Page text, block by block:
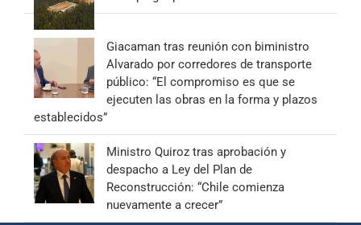
Giacaman tras reunión con biministro
Alvarado por corredores de transporte
público: “El compromiso es que se
ejecuten las obras en la forma y plazos
establecidos”
Ministro Quiroz tras aprobación y
despacho a Ley del Plan de
Reconstrucción: “Chile comienza
nuevamente a crecer”